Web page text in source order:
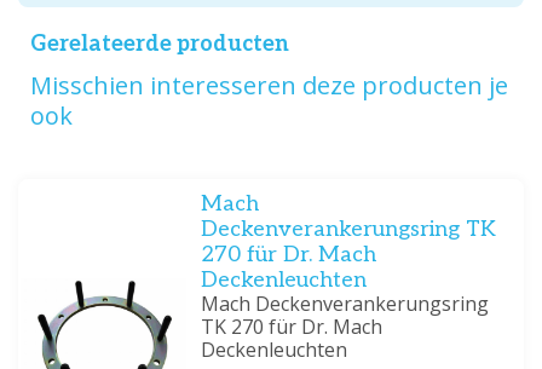
Gerelateerde producten
Misschien interesseren deze producten je
ook
Mach
Deckenverankerungsring TK
270 für Dr. Mach
Deckenleuchten
Mach Deckenverankerungsring
TK 270 für Dr. Mach
Deckenleuchten